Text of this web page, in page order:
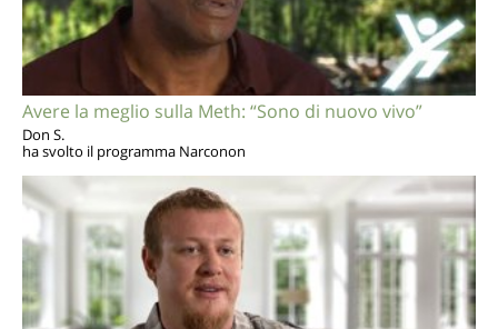
Avere la meglio sulla Meth: “Sono di nuovo vivo”
Don S.
ha svolto il programma Narconon